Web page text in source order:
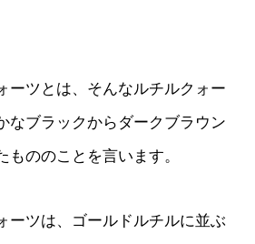
ーツとは、そんなルチルクォー
なブラックからダークブラウン
もののことを言います。
ーツは、ゴールドルチルに並ぶ